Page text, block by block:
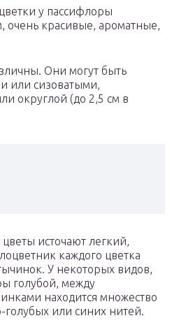
у пассифлоры
очень красивые, ароматные,
Они могут быть
или сизоватыми,
округлой (до 2,5 см в
источают легкий,
каждого цветка
У некоторых видов,
голубой, между
находится множество
голубых или синих нитей.